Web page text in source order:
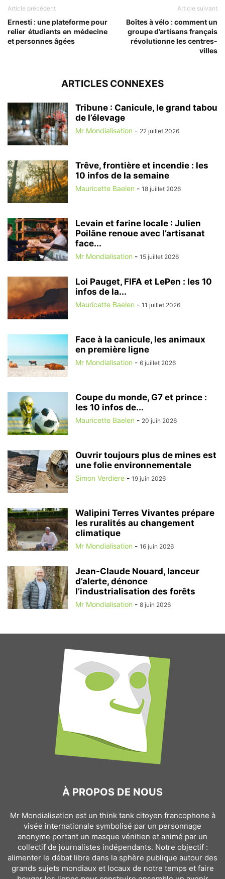
Article précédent
Ernesti : une plateforme pour
relier étudiants en médecine
et personnes âgées
Article suivant
Boîtes à vélo : comment un
groupe d’artisans français
révolutionne les centres-
villes
ARTICLES CONNEXES
Tribune : Canicule, le grand tabou
de l’élevage
Mr Mondialisation - 22 juillet 2026
Trêve, frontière et incendie : les
10 infos de la semaine
Mauricette Baelen - 18 juillet 2026
Levain et farine locale : Julien
Poilâne renoue avec l’artisanat
face...
Mr Mondialisation - 15 juillet 2026
Loi Pauget, FIFA et LePen : les 10
infos de la...
Mauricette Baelen - 11 juillet 2026
Face à la canicule, les animaux
en première ligne
Mr Mondialisation - 6 juillet 2026
Coupe du monde, G7 et prince :
les 10 infos de...
Mauricette Baelen - 20 juin 2026
Ouvrir toujours plus de mines est
une folie environnementale
Simon Verdiere - 19 juin 2026
Walipini Terres Vivantes prépare
les ruralités au changement
climatique
Mr Mondialisation - 16 juin 2026
Jean-Claude Nouard, lanceur
d’alerte, dénonce
l’industrialisation des forêts
Mr Mondialisation - 8 juin 2026
À PROPOS DE NOUS
Mr Mondialisation est un think tank citoyen francophone à
visée internationale symbolisé par un personnage
anonyme portant un masque vénitien et animé par un
collectif de journalistes indépendants. Notre objectif :
alimenter le débat libre dans la sphère publique autour des
grands sujets mondiaux et locaux de notre temps et faire